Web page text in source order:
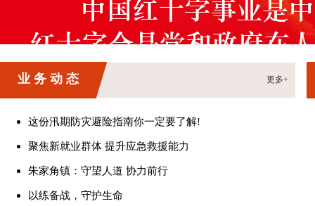
业务动态 更多+
这份汛期防灾避险指南你一定要了解!
聚焦新就业群体 提升应急救援能力
朱家角镇：守望人道 协力前行
以练备战，守护生命